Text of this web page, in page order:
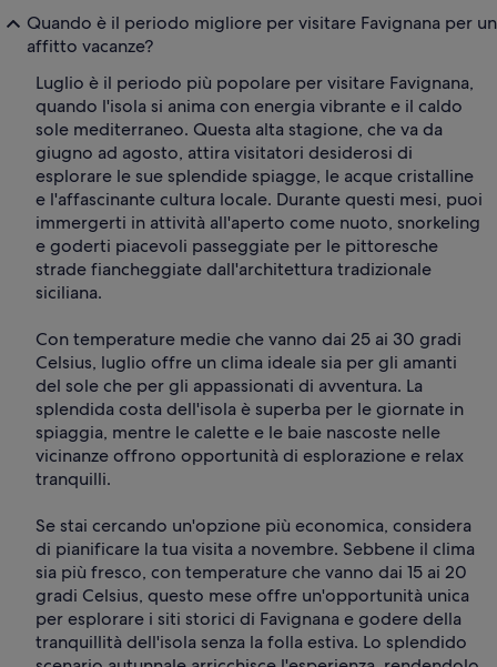
Quando è il periodo migliore per visitare Favignana per un
affitto vacanze?
Luglio è il periodo più popolare per visitare Favignana,
quando l'isola si anima con energia vibrante e il caldo
sole mediterraneo. Questa alta stagione, che va da
giugno ad agosto, attira visitatori desiderosi di
esplorare le sue splendide spiagge, le acque cristalline
e l'affascinante cultura locale. Durante questi mesi, puoi
immergerti in attività all'aperto come nuoto, snorkeling
e goderti piacevoli passeggiate per le pittoresche
strade fiancheggiate dall'architettura tradizionale
siciliana.
Con temperature medie che vanno dai 25 ai 30 gradi
Celsius, luglio offre un clima ideale sia per gli amanti
del sole che per gli appassionati di avventura. La
splendida costa dell'isola è superba per le giornate in
spiaggia, mentre le calette e le baie nascoste nelle
vicinanze offrono opportunità di esplorazione e relax
tranquilli.
Se stai cercando un'opzione più economica, considera
di pianificare la tua visita a novembre. Sebbene il clima
sia più fresco, con temperature che vanno dai 15 ai 20
gradi Celsius, questo mese offre un'opportunità unica
per esplorare i siti storici di Favignana e godere della
tranquillità dell'isola senza la folla estiva. Lo splendido